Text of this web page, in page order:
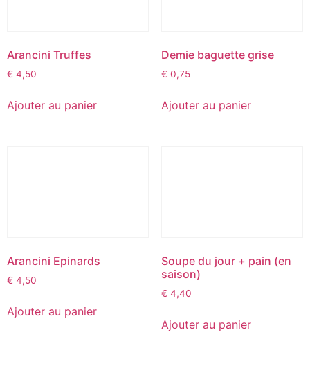
Arancini Truffes
€ 4,50
Ajouter au panier
Demie baguette grise
€ 0,75
Ajouter au panier
Arancini Epinards
€ 4,50
Ajouter au panier
Soupe du jour + pain (en
saison)
€ 4,40
Ajouter au panier